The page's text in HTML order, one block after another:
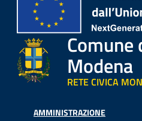
Comune
Modena
RETE CIVICA
AMMINISTRAZIONE